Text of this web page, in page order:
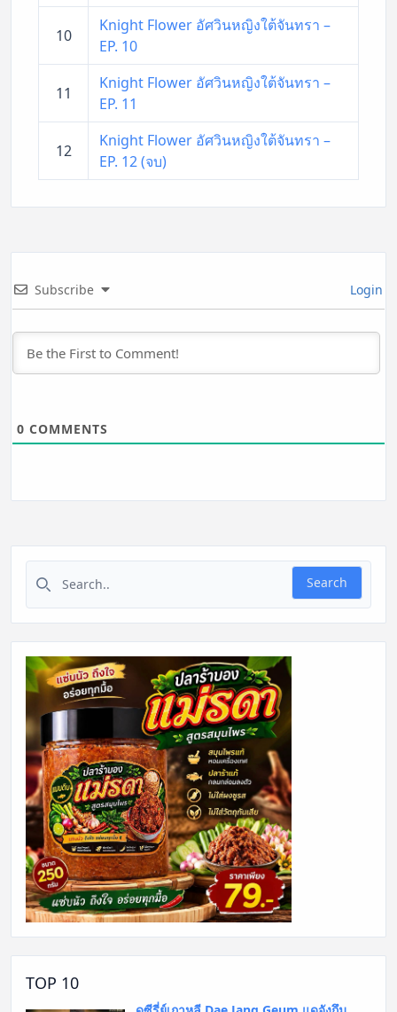
10
Knight Flower อัศวินหญิงใต้จันทรา –
EP. 10
11
Knight Flower อัศวินหญิงใต้จันทรา –
EP. 11
12
Knight Flower อัศวินหญิงใต้จันทรา –
EP. 12 (จบ)
Subscribe Login
0 COMMENTS
Search
TOP 10